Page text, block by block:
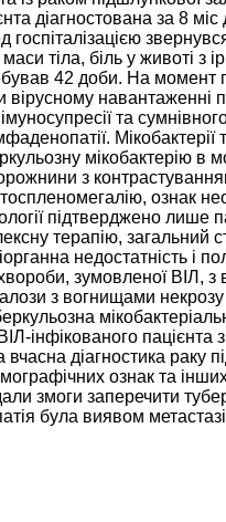
діагностована за 8
тіла, біль у животі з
42 доби. На момент
вірусному
та
Мікобактерії
мікобактерію в
з
ознак
підтверджено лише
терапію, загальний
недостатність і
зумовленої ВІЛ,
з вогнищами
інфікованого пацієнта
вчасна діагностика раку
ознак та
змоги заперечити
була виявом